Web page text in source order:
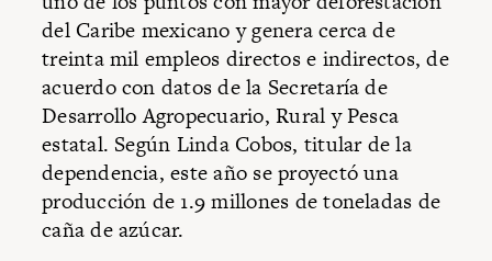
del Caribe mexicano y genera cerca de
treinta mil empleos directos e indirectos, de
acuerdo con datos de la Secretaría de
Desarrollo Agropecuario, Rural y Pesca
estatal. Según Linda Cobos, titular de la
dependencia, este año se proyectó una
producción de 1.9 millones de toneladas de
caña de azúcar.